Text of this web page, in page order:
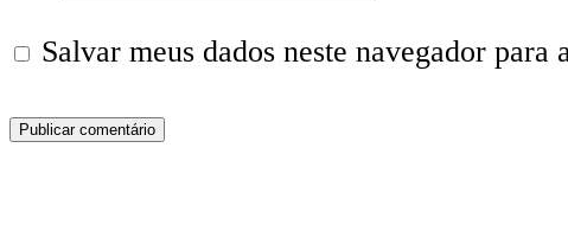
Salvar meus dados neste navegador